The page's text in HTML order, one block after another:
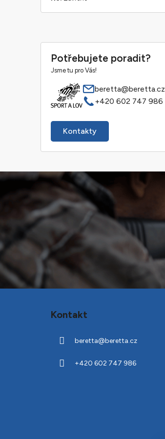
Potřebujete poradit?
Jsme tu pro Vás!
beretta@beretta.cz
+420 602 747 986
Kontakty
Kontakt
beretta@beretta.cz
+420 602 747 986